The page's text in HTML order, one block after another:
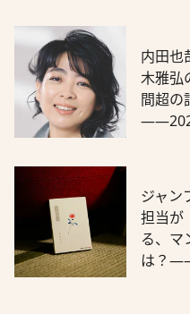
内田也
木雅弘
間超の
ジャン
担当が
る、マ
は？